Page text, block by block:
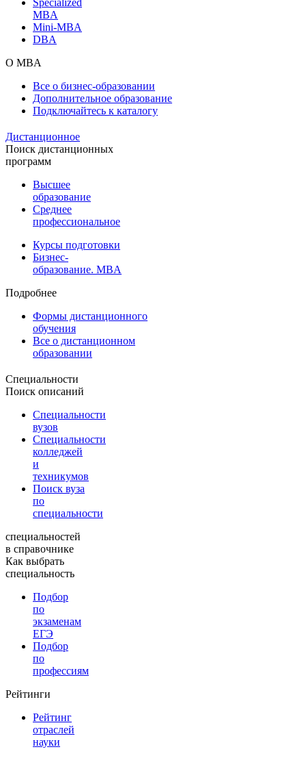
MBA
Mini-MBA
DBA
О MBA
Все о бизнес-образовании
Дополнительное образование
Подключайтесь к каталогу
Дистанционное
Поиск дистанционных
программ
Высшее
образование
Среднее
профессиональное
Курсы подготовки
Бизнес-
образование. MBA
Подробнее
Формы дистанционного
обучения
Все о дистанционном
образовании
Специальности
Поиск описаний
Специальности
вузов
Специальности
колледжей
и
техникумов
Поиск вуза
по
специальности
специальностей
в справочнике
Как выбрать
специальность
Подбор
по
экзаменам
ЕГЭ
Подбор
по
профессиям
Рейтинги
Рейтинг
отраслей
науки